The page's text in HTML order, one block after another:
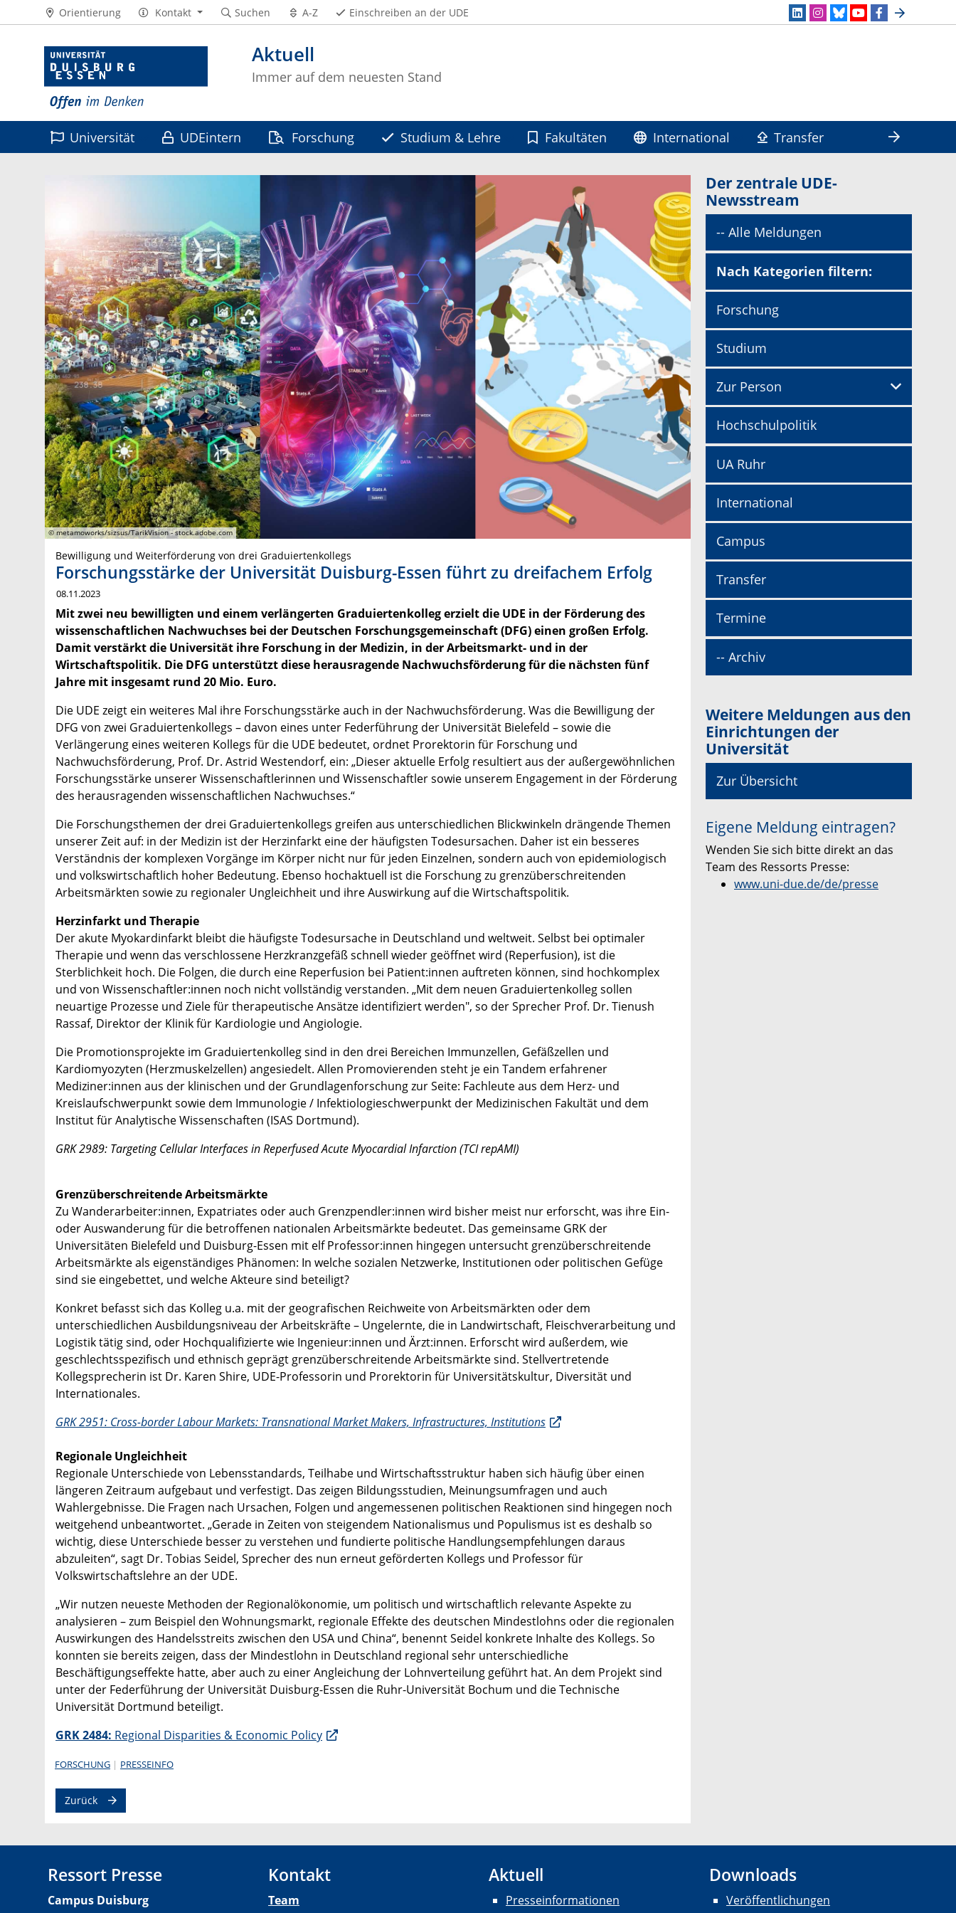
Aktuell
Immer auf dem neuesten Stand
Orientierung Kontakt Suchen A-Z Einschreiben an der UDE
Universität UDEintern Forschung Studium & Lehre Fakultäten International
Transfer
© metamoworks/sizsus/TarikVision - stock.adobe.com
Bewilligung und Weiterförderung von drei Graduiertenkollegs
Forschungsstärke der Universität Duisburg-Essen führt zu dreifachem Erfolg
08.11.2023
Mit zwei neu bewilligten und einem verlängerten Graduiertenkolleg erzielt die UDE in der Förderung des
wissenschaftlichen Nachwuchses bei der Deutschen Forschungsgemeinschaft (DFG) einen großen Erfolg.
Damit verstärkt die Universität ihre Forschung in der Medizin, in der Arbeitsmarkt- und in der
Wirtschaftspolitik. Die DFG unterstützt diese herausragende Nachwuchsförderung für die nächsten fünf
Jahre mit insgesamt rund 20 Mio. Euro.
Die UDE zeigt ein weiteres Mal ihre Forschungsstärke auch in der Nachwuchsförderung. Was die Bewilligung der
DFG von zwei Graduiertenkollegs – davon eines unter Federführung der Universität Bielefeld – sowie die
Verlängerung eines weiteren Kollegs für die UDE bedeutet, ordnet Prorektorin für Forschung und
Nachwuchsförderung, Prof. Dr. Astrid Westendorf, ein: „Dieser aktuelle Erfolg resultiert aus der außergewöhnlichen
Forschungsstärke unserer Wissenschaftlerinnen und Wissenschaftler sowie unserem Engagement in der Förderung
des herausragenden wissenschaftlichen Nachwuchses.“
Die Forschungsthemen der drei Graduiertenkollegs greifen aus unterschiedlichen Blickwinkeln drängende Themen
unserer Zeit auf: in der Medizin ist der Herzinfarkt eine der häufigsten Todesursachen. Daher ist ein besseres
Verständnis der komplexen Vorgänge im Körper nicht nur für jeden Einzelnen, sondern auch von epidemiologisch
und volkswirtschaftlich hoher Bedeutung. Ebenso hochaktuell ist die Forschung zu grenzüberschreitenden
Arbeitsmärkten sowie zu regionaler Ungleichheit und ihre Auswirkung auf die Wirtschaftspolitik.
Herzinfarkt und Therapie
Der akute Myokardinfarkt bleibt die häufigste Todesursache in Deutschland und weltweit. Selbst bei optimaler
Therapie und wenn das verschlossene Herzkranzgefäß schnell wieder geöffnet wird (Reperfusion), ist die
Sterblichkeit hoch. Die Folgen, die durch eine Reperfusion bei Patient:innen auftreten können, sind hochkomplex
und von Wissenschaftler:innen noch nicht vollständig verstanden. „Mit dem neuen Graduiertenkolleg sollen
neuartige Prozesse und Ziele für therapeutische Ansätze identifiziert werden", so der Sprecher Prof. Dr. Tienush
Rassaf, Direktor der Klinik für Kardiologie und Angiologie.
Die Promotionsprojekte im Graduiertenkolleg sind in den drei Bereichen Immunzellen, Gefäßzellen und
Kardiomyozyten (Herzmuskelzellen) angesiedelt. Allen Promovierenden steht je ein Tandem erfahrener
Mediziner:innen aus der klinischen und der Grundlagenforschung zur Seite: Fachleute aus dem Herz- und
Kreislaufschwerpunkt sowie dem Immunologie / Infektiologieschwerpunkt der Medizinischen Fakultät und dem
Institut für Analytische Wissenschaften (ISAS Dortmund).
GRK 2989: Targeting Cellular Interfaces in Reperfused Acute Myocardial Infarction (TCI repAMI)
Grenzüberschreitende Arbeitsmärkte
Zu Wanderarbeiter:innen, Expatriates oder auch Grenzpendler:innen wird bisher meist nur erforscht, was ihre Ein-
oder Auswanderung für die betroffenen nationalen Arbeitsmärkte bedeutet. Das gemeinsame GRK der
Universitäten Bielefeld und Duisburg-Essen mit elf Professor:innen hingegen untersucht grenzüberschreitende
Arbeitsmärkte als eigenständiges Phänomen: In welche sozialen Netzwerke, Institutionen oder politischen Gefüge
sind sie eingebettet, und welche Akteure sind beteiligt?
Konkret befasst sich das Kolleg u.a. mit der geografischen Reichweite von Arbeitsmärkten oder dem
unterschiedlichen Ausbildungsniveau der Arbeitskräfte – Ungelernte, die in Landwirtschaft, Fleischverarbeitung und
Logistik tätig sind, oder Hochqualifizierte wie Ingenieur:innen und Ärzt:innen. Erforscht wird außerdem, wie
geschlechtsspezifisch und ethnisch geprägt grenzüberschreitende Arbeitsmärkte sind. Stellvertretende
Kollegsprecherin ist Dr. Karen Shire, UDE-Professorin und Prorektorin für Universitätskultur, Diversität und
Internationales.
GRK 2951: Cross-border Labour Markets: Transnational Market Makers, Infrastructures, Institutions
Regionale Ungleichheit
Regionale Unterschiede von Lebensstandards, Teilhabe und Wirtschaftsstruktur haben sich häufig über einen
längeren Zeitraum aufgebaut und verfestigt. Das zeigen Bildungsstudien, Meinungsumfragen und auch
Wahlergebnisse. Die Fragen nach Ursachen, Folgen und angemessenen politischen Reaktionen sind hingegen noch
weitgehend unbeantwortet. „Gerade in Zeiten von steigendem Nationalismus und Populismus ist es deshalb so
wichtig, diese Unterschiede besser zu verstehen und fundierte politische Handlungsempfehlungen daraus
abzuleiten“, sagt Dr. Tobias Seidel, Sprecher des nun erneut geförderten Kollegs und Professor für
Volkswirtschaftslehre an der UDE.
„Wir nutzen neueste Methoden der Regionalökonomie, um politisch und wirtschaftlich relevante Aspekte zu
analysieren – zum Beispiel den Wohnungsmarkt, regionale Effekte des deutschen Mindestlohns oder die regionalen
Auswirkungen des Handelsstreits zwischen den USA und China“, benennt Seidel konkrete Inhalte des Kollegs. So
konnten sie bereits zeigen, dass der Mindestlohn in Deutschland regional sehr unterschiedliche
Beschäftigungseffekte hatte, aber auch zu einer Angleichung der Lohnverteilung geführt hat. An dem Projekt sind
unter der Federführung der Universität Duisburg-Essen die Ruhr-Universität Bochum und die Technische
Universität Dortmund beteiligt.
GRK 2484: Regional Disparities & Economic Policy
FORSCHUNG PRESSEINFO
Zurück
Der zentrale UDE-
Newsstream
-- Alle Meldungen
Nach Kategorien filtern:
Forschung
Studium
Zur Person
Hochschulpolitik
UA Ruhr
International
Campus
Transfer
Termine
-- Archiv
Weitere Meldungen aus den
Einrichtungen der
Universität
Zur Übersicht
Eigene Meldung eintragen?
Wenden Sie sich bitte direkt an das
Team des Ressorts Presse:
www.uni-due.de/de/presse
Ressort Presse
Campus Duisburg
Kontakt
Team
Aktuell
Presseinformationen
Downloads
Veröffentlichungen